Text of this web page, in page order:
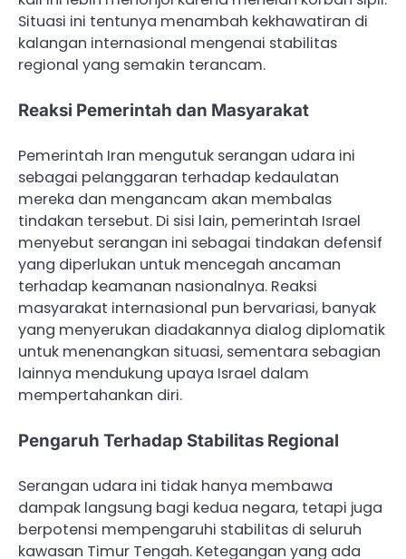
Situasi ini tentunya menambah kekhawatiran di
kalangan internasional mengenai stabilitas
regional yang semakin terancam.
Reaksi Pemerintah dan Masyarakat
Pemerintah Iran mengutuk serangan udara ini
sebagai pelanggaran terhadap kedaulatan
mereka dan mengancam akan membalas
tindakan tersebut. Di sisi lain, pemerintah Israel
menyebut serangan ini sebagai tindakan defensif
yang diperlukan untuk mencegah ancaman
terhadap keamanan nasionalnya. Reaksi
masyarakat internasional pun bervariasi, banyak
yang menyerukan diadakannya dialog diplomatik
untuk menenangkan situasi, sementara sebagian
lainnya mendukung upaya Israel dalam
mempertahankan diri.
Pengaruh Terhadap Stabilitas Regional
Serangan udara ini tidak hanya membawa
dampak langsung bagi kedua negara, tetapi juga
berpotensi mempengaruhi stabilitas di seluruh
kawasan Timur Tengah. Ketegangan yang ada